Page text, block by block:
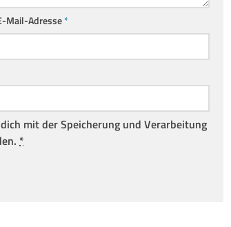
Mail-Adresse*
mit der Speicherung und Verarbeitung
*